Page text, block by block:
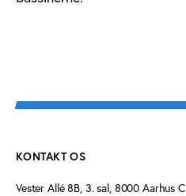
KONTAKT OS
Vester Allé 8B, 3. sal, 8000 Aarhus C